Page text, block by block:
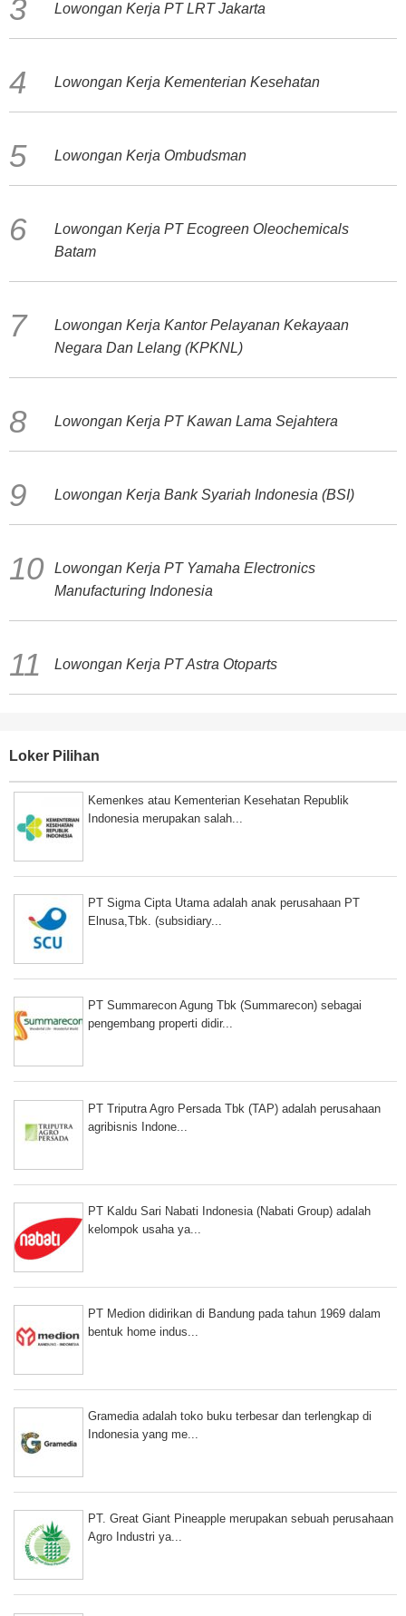
Lowongan Kerja PT LRT Jakarta
Lowongan Kerja Kementerian Kesehatan
Lowongan Kerja Ombudsman
Lowongan Kerja PT Ecogreen Oleochemicals
Batam
Lowongan Kerja Kantor Pelayanan Kekayaan
Negara Dan Lelang (KPKNL)
Lowongan Kerja PT Kawan Lama Sejahtera
Lowongan Kerja Bank Syariah Indonesia (BSI)
Lowongan Kerja PT Yamaha Electronics
Manufacturing Indonesia
Lowongan Kerja PT Astra Otoparts
Loker Pilihan
Kemenkes atau Kementerian Kesehatan Republik
Indonesia merupakan salah...
PT Sigma Cipta Utama adalah anak perusahaan PT
Elnusa,Tbk. (subsidiary...
PT Summarecon Agung Tbk (Summarecon) sebagai
pengembang properti didir...
PT Triputra Agro Persada Tbk (TAP) adalah perusahaan
agribisnis Indone...
PT Kaldu Sari Nabati Indonesia (Nabati Group) adalah
kelompok usaha ya...
PT Medion didirikan di Bandung pada tahun 1969 dalam
bentuk home indus...
Gramedia adalah toko buku terbesar dan terlengkap di
Indonesia yang me...
PT. Great Giant Pineapple merupakan sebuah perusahaan
Agro Industri ya...